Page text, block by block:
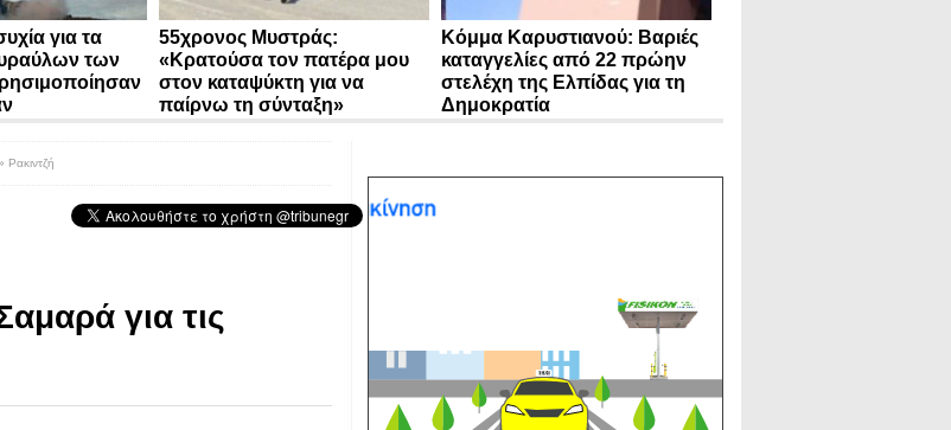
για τα
των
55χρονος Μυστράς:
«Κρατούσα τον πατέρα μου
στον καταψύκτη για να
παίρνω τη σύνταξη»
Κόμμα Καρυστιανού: Βαριές
καταγγελίες από 22 πρώην
στελέχη της Ελπίδας για τη
Δημοκρατία
για τις